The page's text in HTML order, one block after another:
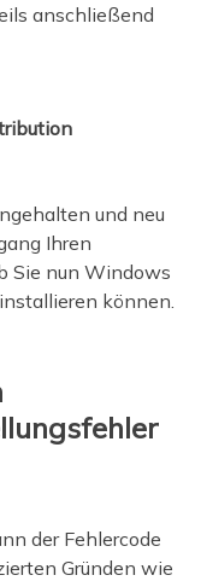
anschließend
und neu
Ihren
Sie nun Windows
können.
der Fehlercode
Gründen wie